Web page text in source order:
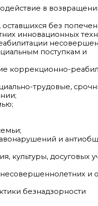
в
без
инновационных
поступкам и
коррекционно-
трудовые,
и
культуры, досуговых
и
безнадзорности